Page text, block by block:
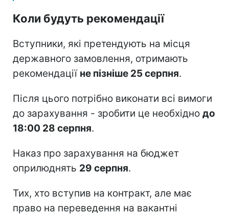
Коли будуть рекомендації
Вступники, які претендують на місця
державного замовлення, отримають
рекомендації не пізніше 25 серпня.
Після цього потрібно виконати всі вимоги
до зарахування - зробити це необхідно до
18:00 28 серпня.
Наказ про зарахування на бюджет
оприлюднять 29 серпня.
Тих, хто вступив на контракт, але має
право на переведення на вакантні